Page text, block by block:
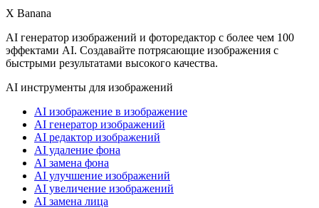
X Banana
AI генератор изображений и фоторедактор с более чем 100
эффектами AI. Создавайте потрясающие изображения с
быстрыми результатами высокого качества.
AI инструменты для изображений
AI изображение в изображение
AI генератор изображений
AI редактор изображений
AI удаление фона
AI замена фона
AI улучшение изображений
AI увеличение изображений
AI замена лица